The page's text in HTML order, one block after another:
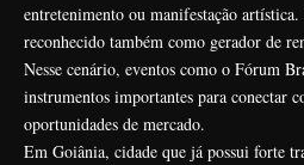
entretenimento ou manifestação
reconhecido também como gerador de
Nesse cenário, eventos como o Fórum
instrumentos importantes para conectar
oportunidades de mercado.
Em Goiânia, cidade que já possui forte